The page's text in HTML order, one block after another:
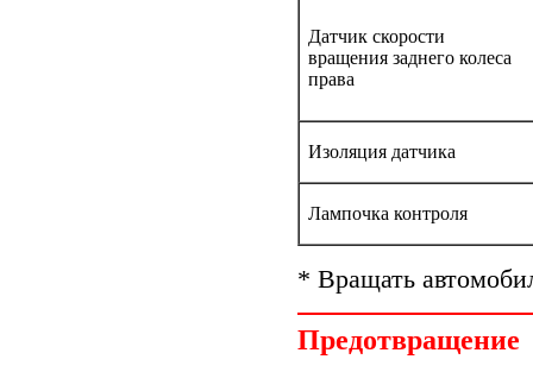
Датчик скорости
вращения заднего колеса
права
Изоляция датчика
Лампочка контроля
* Вращать
Предотвращение